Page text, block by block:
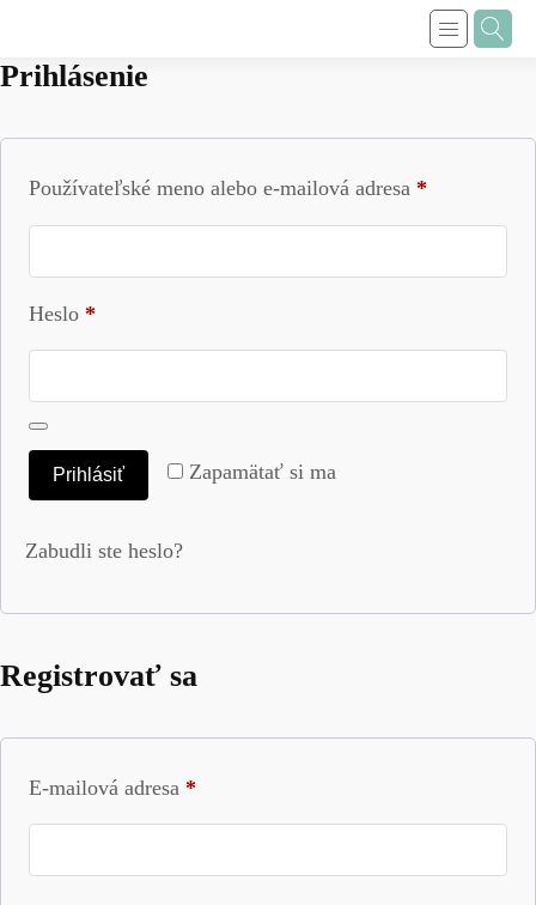
Prihlásenie
Používateľské meno alebo e-mailová adresa *
Heslo *
Zapamätať si ma
Prihlásiť
Zabudli ste heslo?
Registrovať sa
E-mailová adresa *